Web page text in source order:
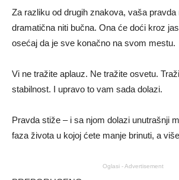
Za razliku od drugih znakova, vaša pravda
dramatična niti bučna. Ona će doći kroz
osećaj da je sve konačno na svom mestu.
Vi ne tražite aplauz. Ne tražite osvetu.
stabilnost. I upravo to vam sada dolazi.
Pravda stiže – i sa njom dolazi unutrašnji
faza života u kojoj ćete manje brinuti, a
Oglasi - Advertisement